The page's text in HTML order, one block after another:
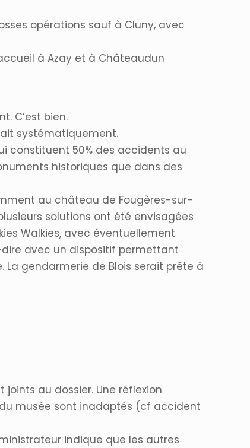
opérations sauf à Cluny, avec
à Azay et à Châteaudun
C’est bien.
systématiquement.
constituent 50% des accidents au
historiques que dans des
au château de Fougères-sur-
solutions ont été envisagées
Walkies, avec éventuellement
dire avec un dispositif permettant
gendarmerie de Blois serait prête à
au dossier. Une réflexion
musée sont inadaptés (cf accident
indique que les autres